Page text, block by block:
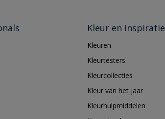
Kleur en inspiratie
Kleuren
Kleurtesters
Kleurcollecties
Kleur van het jaar
Kleurhulpmiddelen